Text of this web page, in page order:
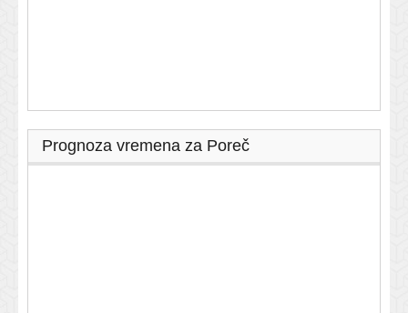
Prognoza vremena za Poreč